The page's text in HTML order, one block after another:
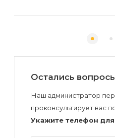
Остались
Наш администратор
проконсультирует вас
Укажите телефон для